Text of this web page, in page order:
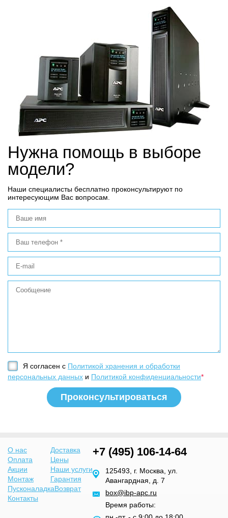
Нужна помощь в выборе
модели?
Наши специалисты бесплатно проконсультируют по
интересующим Вас вопросам.
Я согласен с Политикой хранения и обработки
персональных данных и Политикой конфиденциальности*
О нас
Доставка
Оплата
Цены
Акции
Наши услуги
Монтаж
Гарантия
ПусконаладкаВозврат
Контакты
+7 (495) 106-14-64
125493, г. Москва, ул.
Авангардная, д. 7
box@ibp-apc.ru
Время работы: